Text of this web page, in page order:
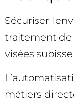
Sécuriser
traitement de
visées
métiers